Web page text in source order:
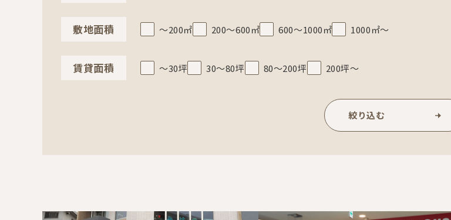
敷地面積 ～200㎡ 200～600㎡ 600～1000㎡ 1000㎡～
賃貸面積 ～30坪 30～80坪 80～200坪 200坪～
絞り込む